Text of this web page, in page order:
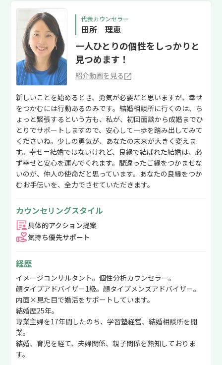
代表カウンセラー
田所 理恵
一人ひとりの個性をしっかりと
見つめます！
紹介動画を見る
新しいことを始めるとき、勇気が必要だと思いますが、幸せ
をつかむには行動あるのみです。結婚相談所に行くのは、ち
ょっと緊張するという方も、私が、初回面談から成婚までひ
とりでサポートしますので、安心して一歩を踏み出してみて
くださいね。少しの勇気が、あなたの未来が大きく変えま
す。幸せ＝結婚ではないけれど、良縁で結ばれた結婚は、必
ず幸せと安心を運んでくれます。間違ったご縁をつかませな
いのが、仲人の使命だと思っています。あなたの良縁をつか
むお手伝いを、全力でさせていただきます。
カウンセリングスタイル
具体的アクション提案
気持ち優先サポート
経歴
イメージコンサルタント。個性分析カウンセラー。
顔タイプアドバイザー1級。顔タイプメンズアドバイザー。
内面×見た目で婚活をサポートしています。
結婚歴25年。
専業主婦を17年間したのち、学習塾経営、結婚相談所を開
業。
結婚、育児を経て、夫婦関係、親子関係を熟知しておりま
す。